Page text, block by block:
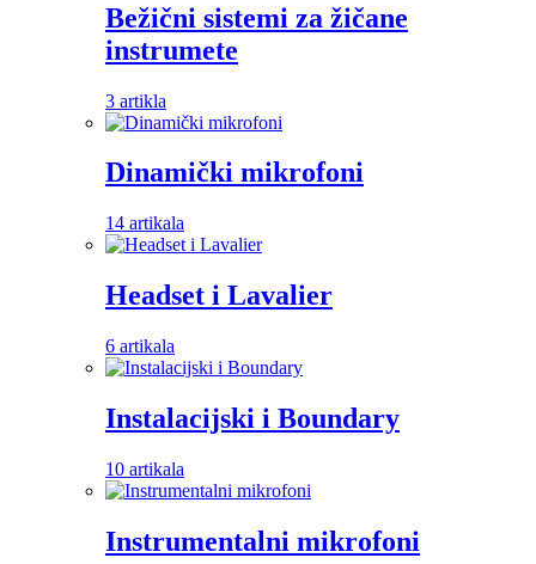
Bežični sistemi za žičane
instrumete
3 artikla
Dinamički mikrofoni
14 artikala
Headset i Lavalier
6 artikala
Instalacijski i Boundary
10 artikala
Instrumentalni mikrofoni